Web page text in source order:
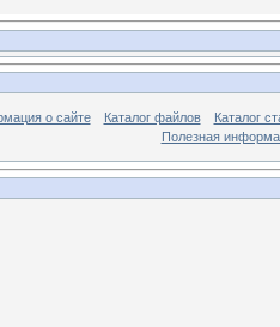
о сайте Каталог файлов
Каталог
Полезная